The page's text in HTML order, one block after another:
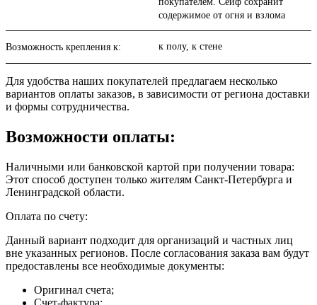
содержимое от огня и взлома
Возможность крепления к: к полу, к стене
Для удобства наших покупателей предлагаем несколько
вариантов оплаты заказов, в зависимости от региона доставки
и формы сотрудничества.
Возможности оплаты:
Наличными или банковской картой при получении товара:
Этот способ доступен только жителям Санкт-Петербурга и
Ленинградской области.
Оплата по счету:
Данный вариант подходит для организаций и частных лиц
вне указанных регионов. После согласования заказа вам будут
предоставлены все необходимые документы:
Оригинал счета;